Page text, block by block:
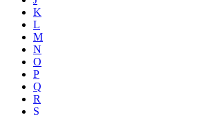
K
L
M
N
O
P
Q
R
S